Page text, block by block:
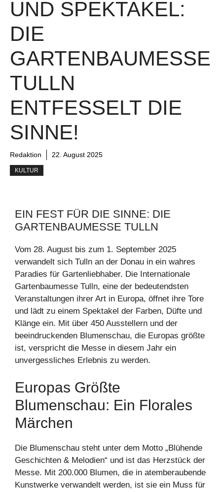
UND SPEKTAKEL:
DIE
GARTENBAUMESSE
TULLN
ENTFESSELT DIE
SINNE!
Redaktion 22. August 2025
KULTUR
EIN FEST FÜR DIE SINNE: DIE
GARTENBAUMESSE TULLN
Vom 28. August bis zum 1. September 2025
verwandelt sich Tulln an der Donau in ein wahres
Paradies für Gartenliebhaber. Die Internationale
Gartenbaumesse Tulln, eine der bedeutendsten
Veranstaltungen ihrer Art in Europa, öffnet ihre Tore
und lädt zu einem Spektakel der Farben, Düfte und
Klänge ein. Mit über 450 Ausstellern und der
beeindruckenden Blumenschau, die Europas größte
ist, verspricht die Messe in diesem Jahr ein
unvergessliches Erlebnis zu werden.
Europas Größte
Blumenschau: Ein Florales
Märchen
Die Blumenschau steht unter dem Motto „Blühende
Geschichten & Melodien“ und ist das Herzstück der
Messe. Mit 200.000 Blumen, die in atemberaubende
Kunstwerke verwandelt werden, ist sie ein Muss für